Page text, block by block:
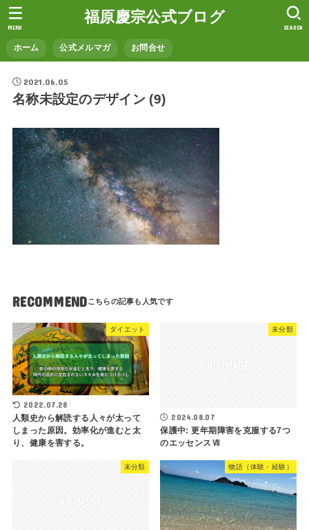
福原慶宗公式ブログ
ホーム 公式メルマガ お問合せ
SEARCH
MENU
2021.06.05
名称未設定のデザイン (9)
RECOMMEND
ダイエット
2022.07.28
人類史から解読する人々が太って
しまった原因。効率化が進むと太
り、健康を害する。
未分類
2024.08.07
保護中: 更年期障害を克服する7つ
のエッセンスⅦ
未分類 物語（体験・経験）